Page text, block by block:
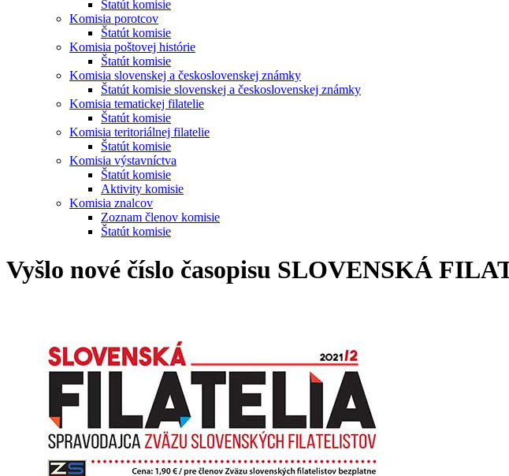
Štatút komisie
Komisia porotcov
Štatút komisie
Komisia poštovej histórie
Štatút komisie
Komisia slovenskej a československej známky
Štatút komisie slovenskej a československej známky
Komisia tematickej filatelie
Štatút komisie
Komisia teritoriálnej filatelie
Štatút komisie
Komisia výstavníctva
Štatút komisie
Aktivity komisie
Komisia znalcov
Zoznam členov komisie
Štatút komisie
Vyšlo nové číslo časopisu SLOVENSKÁ